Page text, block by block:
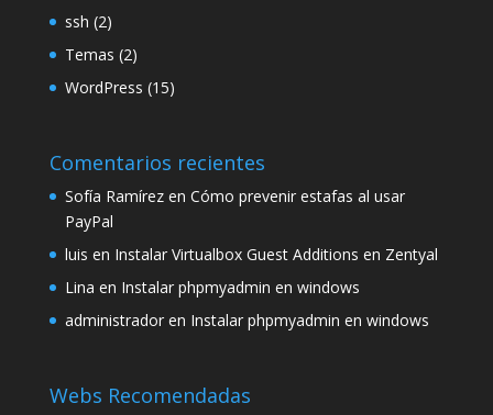
ssh (2)
Temas (2)
WordPress (15)
Comentarios recientes
Sofía Ramírezen Cómo prevenir estafas al usar
PayPal
luis en Instalar Virtualbox Guest Additions en Zentyal
Lina en Instalar phpmyadmin en windows
administradoren Instalar phpmyadmin en windows
Webs Recomendadas